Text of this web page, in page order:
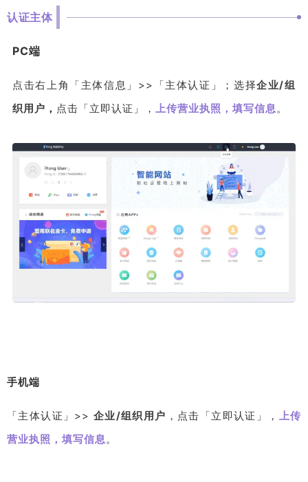
认证主体
PC端
点击右上角「主体信息」>>「主体认证」；选择企业/组
织用户 ， 点击「立即认证」， 上传营业执照，填写信息。
手机端
「主体认证」>> 企业/组织用户 ，点击「立即认证」， 上传
营业执照，填写信息。